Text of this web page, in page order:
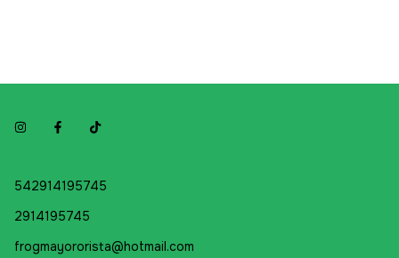
542914195745
2914195745
frogmayororista@hotmail.com